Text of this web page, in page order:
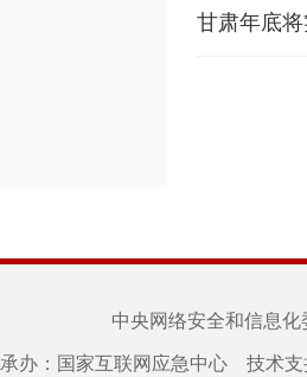
甘肃年底
中央网络安全和信息
承办：国家互联网应急中心 技术